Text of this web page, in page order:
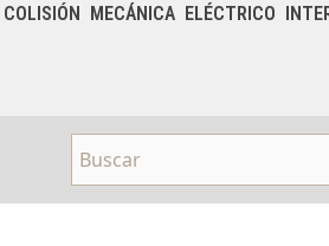
COLISIÓN MECÁNICA ELÉCTRICO